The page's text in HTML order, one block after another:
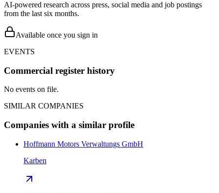
AI-powered research across press, social media and job postings
from the last six months.
Available once you sign in
EVENTS
Commercial register history
No events on file.
SIMILAR COMPANIES
Companies with a similar profile
Hoffmann Motors Verwaltungs GmbH
Karben